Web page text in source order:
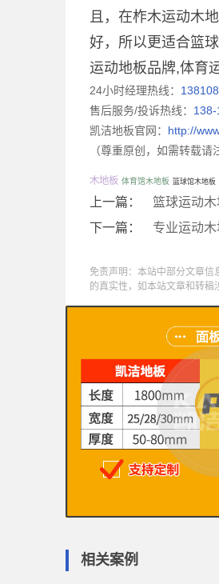
且，在柞木运动木
好，所以更适合篮球
运动地板品牌,体育
24小时经理热线：
售后服务/投诉热线：
凯洁地板官网： http://
（尊重原创，如需转载请
木地板 体育馆木地板 篮球馆木地板
上一篇：
篮球运动
下一篇：
专业运动
免责声明：本站中部分文章
的真实性，如本站文章和转稿
相关案例